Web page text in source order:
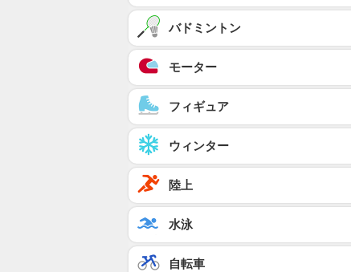
バドミントン
モーター
フィギュア
ウィンター
陸上
水泳
自転車